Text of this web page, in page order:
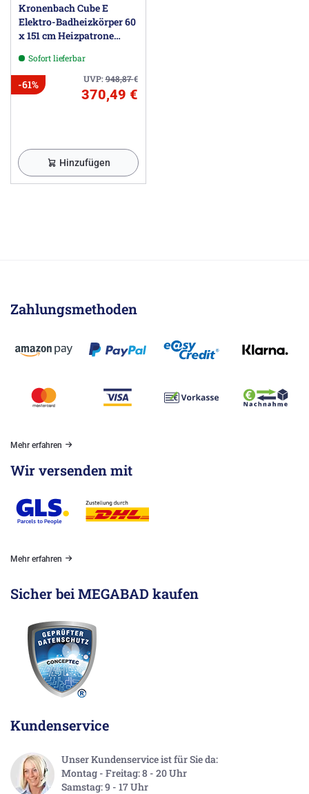
Kronenbach Cube E
Elektro-Badheizkörper 60
x 151 cm Heizpatrone
Sofort lieferbar
UVP:948,87€
-61%
370,49 €
Hinzufügen
Zahlungsmethoden
Mehr erfahren
Wir versenden mit
Mehr erfahren
Sicher bei MEGABAD kaufen
Kundenservice
Unser Kundenservice ist für Sie da:
Montag - Freitag: 8 - 20 Uhr
Samstag: 9 - 17 Uhr